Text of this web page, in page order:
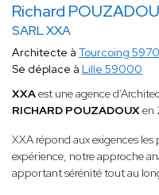
Richard
SARL XXA
Architecte à Tourcoing
Se déplace à Lille 59000
XXAest une agence
RICHARD POUZADOUXen
XXA répond aux exigences
expérience, notre approche
apportant sérénité tout au